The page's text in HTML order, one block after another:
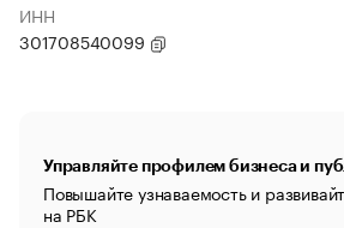
ИНН
301708540099
Управляйте профилем бизнеса и
Повышайте узнаваемость и
на РБК